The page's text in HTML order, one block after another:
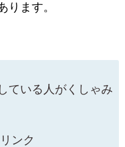
ります。
ている人がくしゃみ
ンク